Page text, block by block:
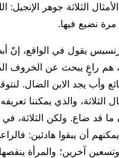
الثلاثة جوهر الإنجيل:
نضيع فيها.
فرنسيس يقول في الواقع، إنّ
هم راعٍ يبحث عن الخروف
وأب يجد الابن الضال.
الثلاثة، والذي يمكننا
ما قد ضاع. ولكن الثلاثة،
أن يبقوا هادئين:
آخرين؛ والمرأة